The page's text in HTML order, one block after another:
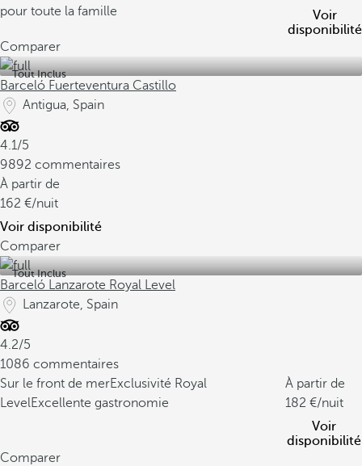
pour toute la famille
Voir
disponibilité
Comparer
Tout Inclus
Barceló Fuerteventura Castillo
Antigua, Spain
4.1/5
9892 commentaires
À partir de
162
/nuit
Voir disponibilité
Comparer
Tout Inclus
Barceló Lanzarote Royal Level
Lanzarote, Spain
4.2/5
1086 commentaires
Sur le front de merExclusivité Royal
LevelExcellente gastronomie
À partir de
182
/nuit
Voir
disponibilité
Comparer